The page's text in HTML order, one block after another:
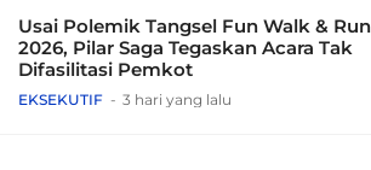
Usai Polemik Tangsel Fun Walk & Run
2026, Pilar Saga Tegaskan Acara Tak
Difasilitasi Pemkot
EKSEKUTIF 3 hari yang lalu